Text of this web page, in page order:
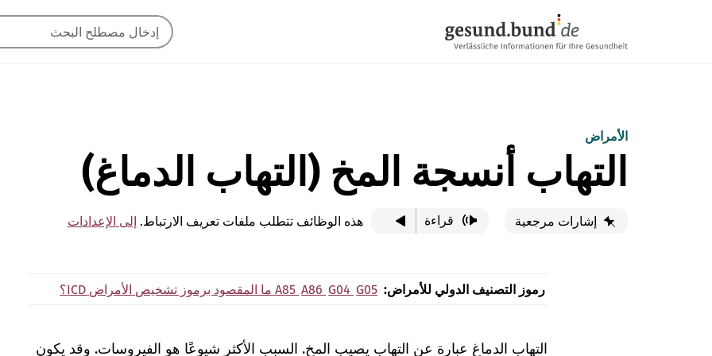
الأمراض
التهاب أنسجة المخ (التهاب الدماغ)
إشارات مرجعية قراءة هذه الوظائف تتطلب ملفات تعريف الارتباط. إلى الإعدادات
رموز التصنيف الدولي للأمراض: A85 A86 G04 G05 ما المقصود برموز تشخيص الأمراض ICD؟
التهاب الدماغ عبارة عن التهاب يصيب المخ. السبب الأكثر شيوعًا هو الفيروسات. وقد يكون